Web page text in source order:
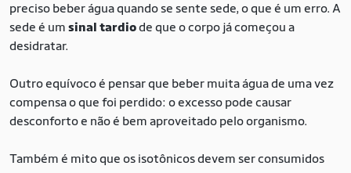
preciso beber água quando se sente sede, o que é um erro. A
sede é um sinal tardiode que o corpo já começou a
desidratar.
Outro equívoco é pensar que beber muita água de uma vez
compensa o que foi perdido: o excesso pode causar
desconforto e não é bem aproveitado pelo organismo.
Também é mito que os isotônicos devem ser consumidos